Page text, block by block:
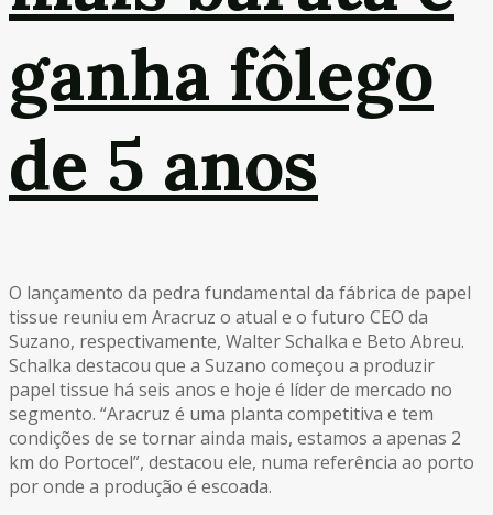
ganha fôlego
de 5 anos
O lançamento da pedra fundamental da fábrica de papel
tissue reuniu em Aracruz o atual e o futuro CEO da
Suzano, respectivamente, Walter Schalka e Beto Abreu.
Schalka destacou que a Suzano começou a produzir
papel tissue há seis anos e hoje é líder de mercado no
segmento. “Aracruz é uma planta competitiva e tem
condições de se tornar ainda mais, estamos a apenas 2
km do Portocel”, destacou ele, numa referência ao porto
por onde a produção é escoada.